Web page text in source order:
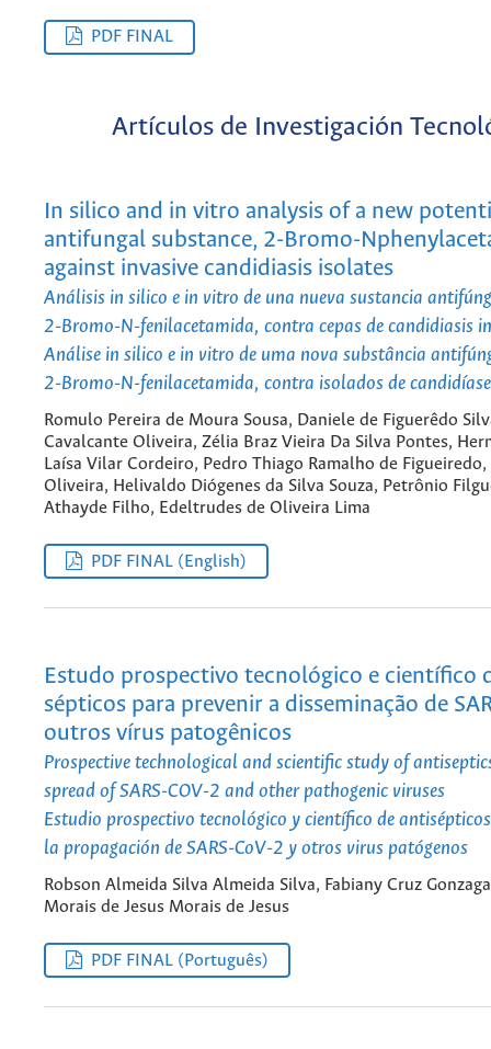
PDF FINAL
Artículos de Investigación
In silico and in vitro analysis of a new
antifungal substance, 2-Bromo-
against invasive candidiasis isolates
Análisis in silico e in vitro de una nueva sustancia
2-Bromo-N-fenilacetamida, contra cepas de candidiasis
Análise in silico e in vitro de uma nova substância
2-Bromo-N-fenilacetamida, contra isolados de
Romulo Pereira de Moura Sousa, Daniele de Figuerêdo
Cavalcante Oliveira, Zélia Braz Vieira Da Silva Pontes,
Laísa Vilar Cordeiro, Pedro Thiago Ramalho de Figueiredo,
Oliveira, Helivaldo Diógenes da Silva Souza, Petrônio
Athayde Filho, Edeltrudes de Oliveira Lima
PDF FINAL (English)
Estudo prospectivo tecnológico e científico
sépticos para prevenir a disseminação de
outros vírus patogênicos
Prospective technological and scientific study of
spread of SARS-COV-2 and other pathogenic viruses
Estudio prospectivo tecnológico y científico de
la propagación de SARS-CoV-2 y otros virus patógenos
Robson Almeida Silva Almeida Silva, Fabiany Cruz
Morais de Jesus Morais de Jesus
PDF FINAL (Português)